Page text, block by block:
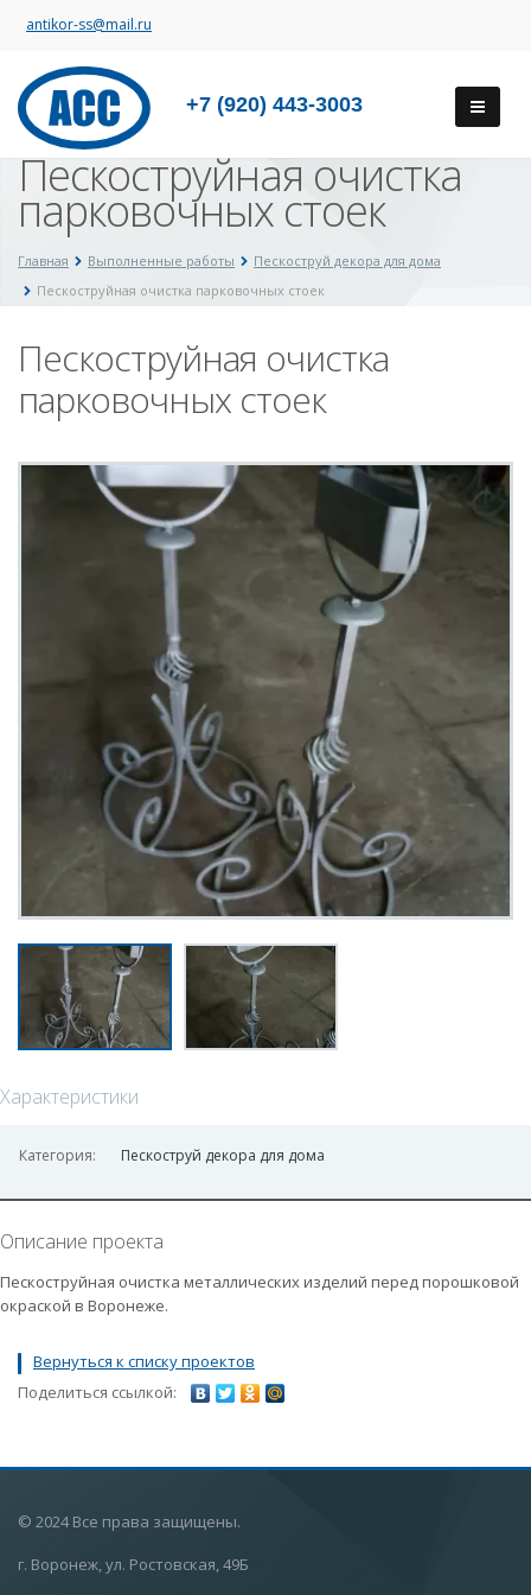
antikor-ss@mail.ru
+7 (920) 443-3003
Пескоструйная очистка
парковочных стоек
Главная Выполненные работы
Пескоструй декора для дома
Пескоструйная очистка парковочных стоек
Пескоструйная очистка
парковочных стоек
Характеристики
Категория: Пескоструй декора для дома
Описание проекта
Пескоструйная очистка металлических изделий перед порошковой
окраской в Воронеже.
Вернуться к списку проектов
Поделиться ссылкой:
© 2024 Все права защищены.
г. Воронеж, ул. Ростовская, 49Б